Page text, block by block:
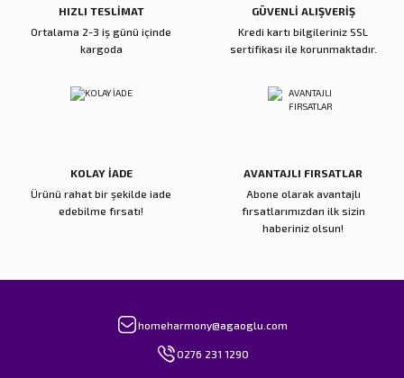
HIZLI TESLİMAT
Ortalama 2-3 iş günü içinde
kargoda
GÜVENLİ ALIŞVERİŞ
Kredi kartı bilgileriniz SSL
sertifikası ile korunmaktadır.
KOLAY İADE
Ürünü rahat bir şekilde iade
edebilme fırsatı!
AVANTAJLI FIRSATLAR
Abone olarak avantajlı
fırsatlarımızdan ilk sizin
haberiniz olsun!
homeharmony@agaoglu.com
0276 231 1290